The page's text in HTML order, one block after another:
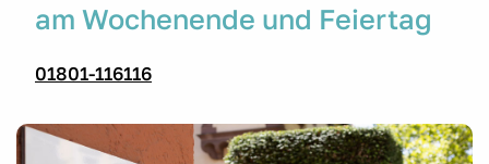
am Wochenende und Feiertag
01801-116116